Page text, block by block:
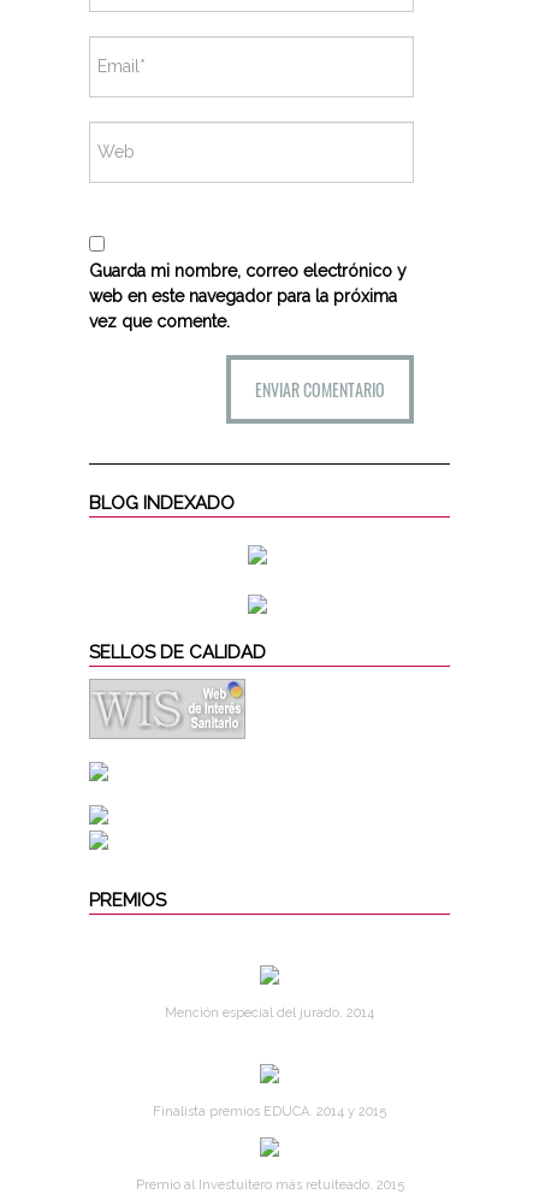
Guarda mi nombre, correo electrónico y
web en este navegador para la próxima
vez que comente.
BLOG INDEXADO
SELLOS DE CALIDAD
PREMIOS
Mención especial del jurado. 2014
Finalista premios EDUCA. 2014 y 2015
Premio al Investuitero más retuiteado. 2015